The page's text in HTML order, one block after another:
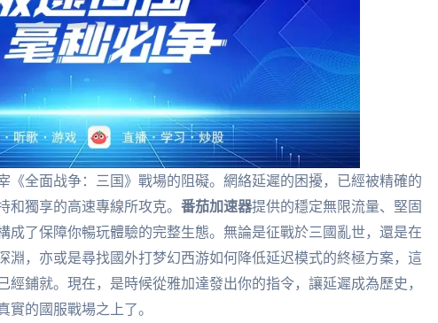
《全面战争：三国》戰場的阻礙。網絡延遲的困擾，已經被精確的
獨享的高速專線所攻克。 番茄加速器提供的穩定無限流量、堅固
成了保障你暢玩體驗的完整生態。無論是征戰於三國亂世，還是在
淵，亦或是尋找國外打梦幻西游如何降低延迟模式的終極方案，這
鋪就。現在，是時候從雅加達發出你的指令，讓延遲成為歷史，
實的國服戰場之上了。